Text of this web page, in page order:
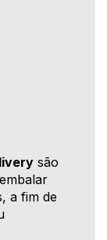
são
a fim de